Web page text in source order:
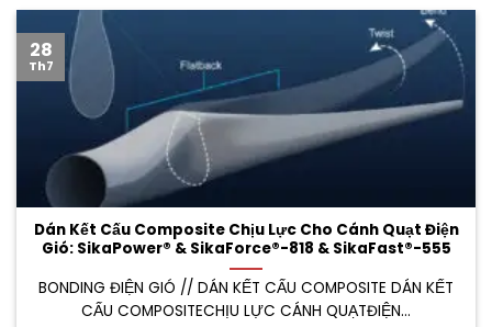
Dán Kết Cấu Composite Chịu Lực Cho Cánh Quạt Điện
Gió: SikaPower® & SikaForce®-818 & SikaFast®-555
BONDING ĐIỆN GIÓ // DÁN KẾT CẤU COMPOSITE DÁN KẾT
CẤU COMPOSITECHỊU LỰC CÁNH QUẠTĐIỆN...
28
Th7